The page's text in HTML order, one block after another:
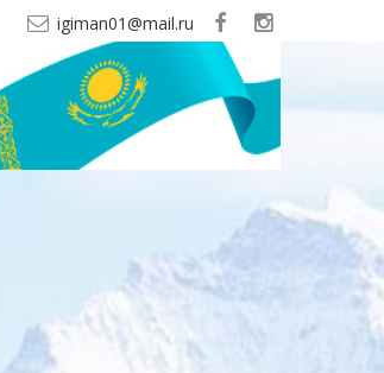
igiman01@mail.ru